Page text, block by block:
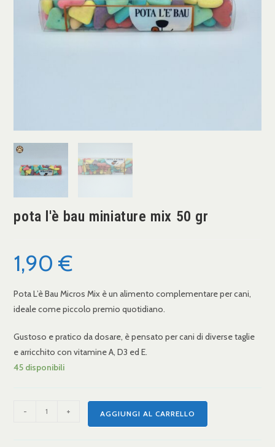
pota l'è bau miniature mix 50 gr
1,90€
Pota L’è Bau Micros Mix è un alimento complementare per cani,
ideale come piccolo premio quotidiano.
Gustoso e pratico da dosare, è pensato per cani di diverse taglie
e arricchito con vitamine A, D3 ed E.
45 disponibili
- + AGGIUNGI AL CARRELLO